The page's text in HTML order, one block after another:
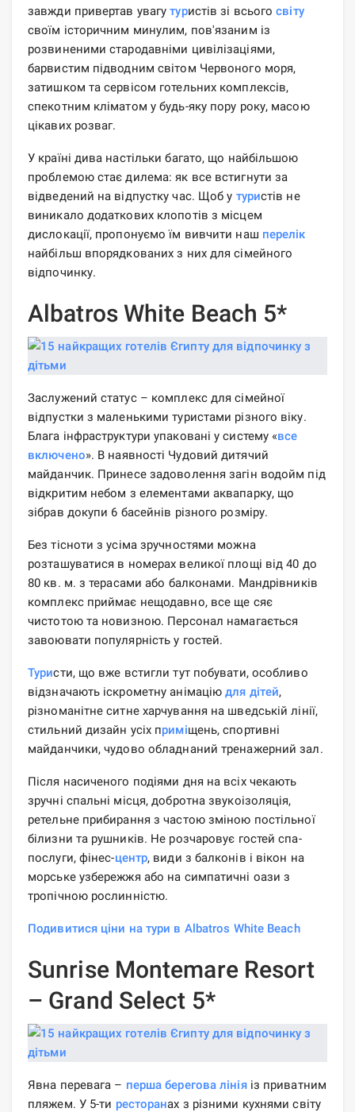
завжди привертав увагутуристів зі всьогосвіту
своїм історичним минулим, пов'язаним із
розвиненими стародавніми цивілізаціями,
барвистим підводним світом Червоного моря,
затишком та сервісом готельних комплексів,
спекотним кліматом у будь-яку пору року, масою
цікавих розваг.
У країні дива настільки багато, що найбільшою
проблемою стає дилема: як все встигнути за
відведений на відпустку час. Щоб у туристів не
виникало додаткових клопотів з місцем
дислокації, пропонуємо їм вивчити наш перелік
найбільш впорядкованих з них для сімейного
відпочинку.
Albatros White Beach 5*
Заслужений статус – комплекс для сімейної
відпустки з маленькими туристами різного віку.
Блага інфраструктури упаковані у систему «все
включено». В наявності Чудовий дитячий
майданчик. Принесе задоволення загін водойм під
відкритим небом з елементами аквапарку, що
зібрав докупи 6 басейнів різного розміру.
Без тісноти з усіма зручностями можна
розташуватися в номерах великої площі від 40 до
80 кв. м. з терасами або балконами. Мандрівників
комплекс приймає нещодавно, все ще сяє
чистотою та новизною. Персонал намагається
завоювати популярність у гостей.
Туристи, що вже встигли тут побувати, особливо
відзначають іскрометну анімаціюдля дітей,
різноманітне ситне харчування на шведській лінії,
стильний дизайн усіх приміщень, спортивні
майданчики, чудово обладнаний тренажерний зал.
Після насиченого подіями дня на всіх чекають
зручні спальні місця, добротна звукоізоляція,
ретельне прибирання з частою зміною постільної
білизни та рушників. Не розчаровує гостей спа-
послуги, фінес-центр, види з балконів і вікон на
морське узбережжя або на симпатичні оази з
тропічною рослинністю.
Подивитися ціни на тури в Albatros White Beach
Sunrise Montemare Resort
– Grand Select 5*
Явна перевага – перша берегова лініяіз приватним
пляжем. У 5-ти ресторанах з різними кухнями світу